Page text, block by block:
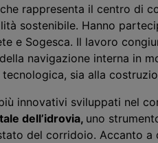
rappresenta il centro di
sostenibile. Hanno
e Sogesca. Il lavoro
navigazione interna in
tecnologica, sia alla
innovativi sviluppati nel
dell’idrovia, uno
del corridoio. Accanto a